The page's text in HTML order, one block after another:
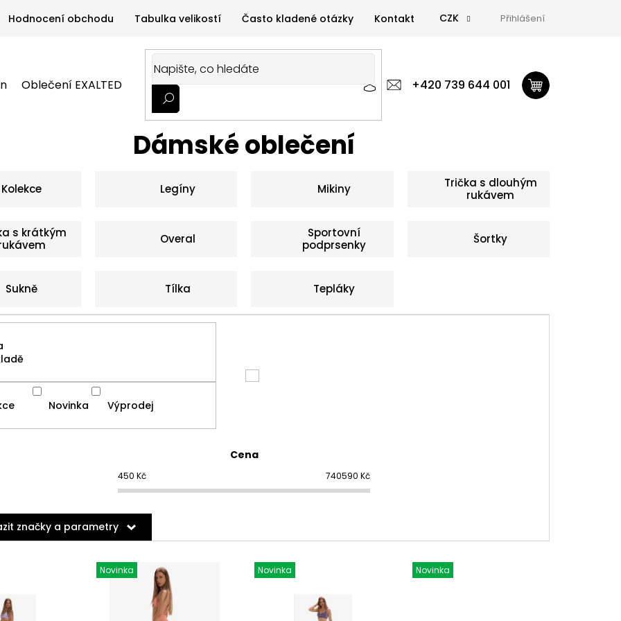
Hodnocení obchodu Tabulka velikostí Často kladené otázky Kontakt CZK Přihlášení
+420 739 644 001
Oblečení EXALTED Oblečení GYMTIME Sportovní výživa Zdravá výživa Doplňky GymTime Magazín
Oblečení GYMTIME Sportovní výživa Zdravá výživa Doplňky
Dámské oblečení
Kolekce Legíny Mikiny
Trička s dlouhým
rukávem
s krátkým
Overal
Sportovní
podprsenky
Šortky
Sukně Tílka Tepláky
Cena
450 Kč 740590 Kč
značky a parametry
Novinka Výprodej
Novinka Novinka Novinka